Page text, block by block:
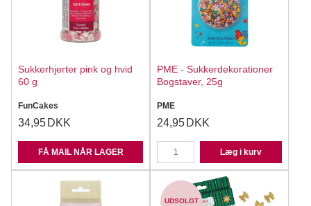
Sukkerhjerter pink og hvid
60 g
FunCakes
34,95 DKK
FÅ MAIL NÅR LAGER
PME - Sukkerdekorationer
Bogstaver, 25g
PME
24,95 DKK
Læg i kurv
UDSOLGT